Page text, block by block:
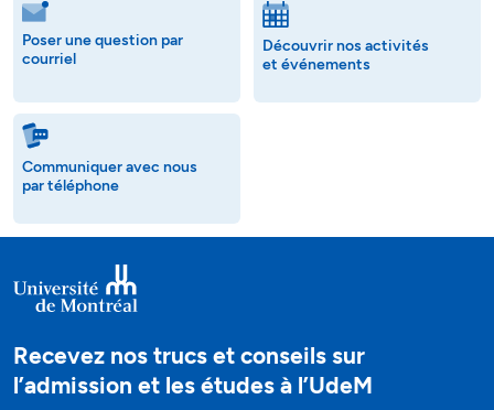
Poser une question par
courriel
Découvrir nos activités
et événements
Communiquer avec nous
par téléphone
Recevez nos trucs et conseils sur
l’admission et les études à l’UdeM